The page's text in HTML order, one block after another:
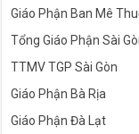
Giáo Phận Ban Mê
Tổng Giáo Phận Sài
TTMV TGP Sài Gòn
Giáo Phận Bà Rịa
Giáo Phận Đà Lạt